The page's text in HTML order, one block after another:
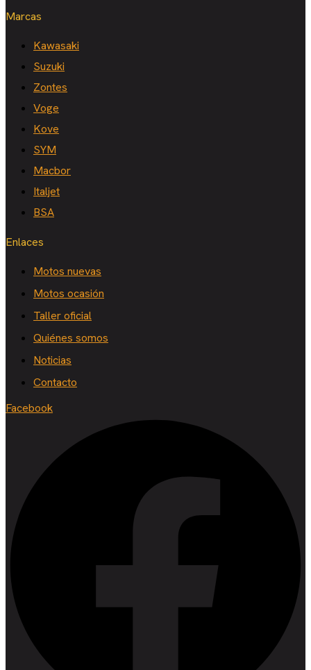
Marcas
Kawasaki
Suzuki
Zontes
Voge
Kove
SYM
Macbor
Italjet
BSA
Enlaces
Motos nuevas
Motos ocasión
Taller oficial
Quiénes somos
Noticias
Contacto
Facebook